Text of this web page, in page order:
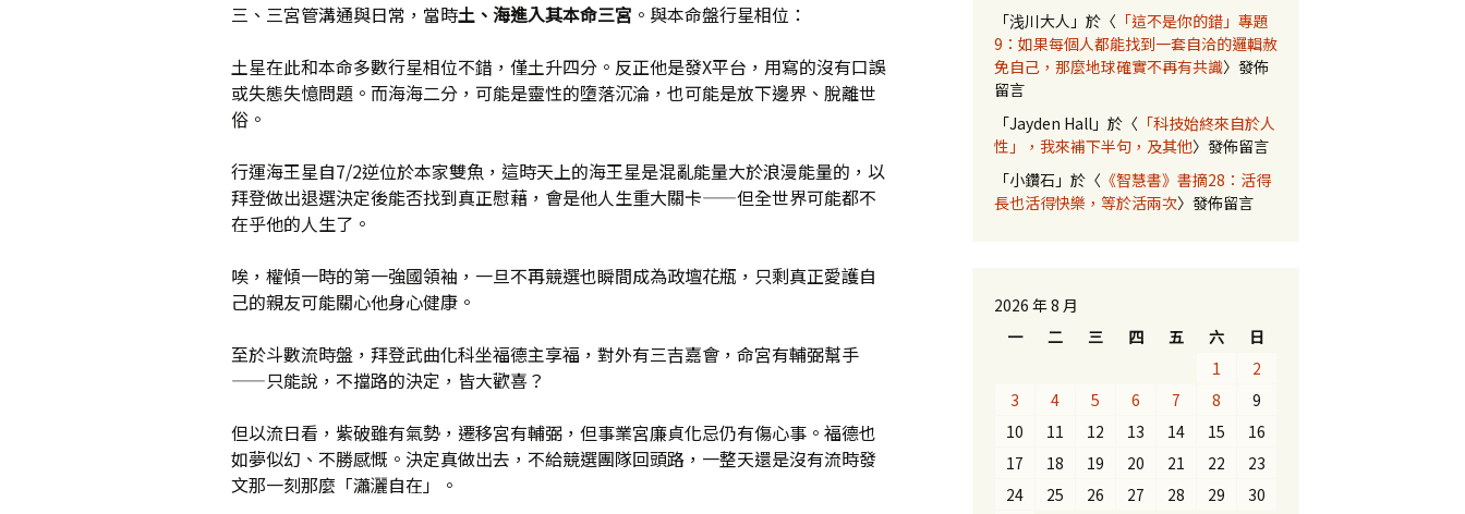
三、三宮管溝通與日常，當時土、海進入其本命三宮 。與本命盤行星相位：
土星在此和本命多數行星相位不錯，僅土升四分。反正他是發X平台，用寫的沒有口誤
或失態失憶問題。而海海二分，可能是靈性的墮落沉淪，也可能是放下邊界、脫離世
俗。
行運海王星自7/2逆位於本家雙魚，這時天上的海王星是混亂能量大於浪漫能量的，以
拜登做出退選決定後能否找到真正慰藉，會是他人生重大關卡——但全世界可能都不
在乎他的人生了。
唉，權傾一時的第一強國領袖，一旦不再競選也瞬間成為政壇花瓶，只剩真正愛護自
己的親友可能關心他身心健康。
至於斗數流時盤，拜登武曲化科坐福德主享福，對外有三吉嘉會，命宮有輔弼幫手
——只能說，不擋路的決定，皆大歡喜？
但以流日看，紫破雖有氣勢，遷移宮有輔弼，但事業宮廉貞化忌仍有傷心事。福德也
如夢似幻、不勝感慨。決定真做出去，不給競選團隊回頭路，一整天還是沒有流時發
文那一刻那麼「瀟灑自在」。
「浅川大人 」於〈 「這不是你的錯」專題
9：如果每個人都能找到一套自洽的邏輯赦
免自己，那麼地球確實不再有共識〉發佈
留言
「Jayden Hall 」於〈 「科技始終來自於人
性」，我來補下半句，及其他〉發佈留言
「小鑽石 」於〈 《智慧書》書摘28：活得
長也活得快樂，等於活兩次〉發佈留言
2026 年 8 月
一
二 三 四 五 六
日
1
2
3
4 5 6 7 8
9
10
11 12 13 14 15
16
17
18 19 20 21 22
23
24
25 26 27 28 29
30